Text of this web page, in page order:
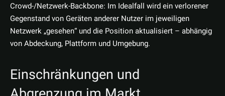
Crowd-/Netzwerk-Backbone: Im Idealfall wird ein verlorener
Gegenstand von Geräten anderer Nutzer im jeweiligen
Netzwerk „gesehen“ und die Position aktualisiert – abhängig
von Abdeckung, Plattform und Umgebung.
Einschränkungen und